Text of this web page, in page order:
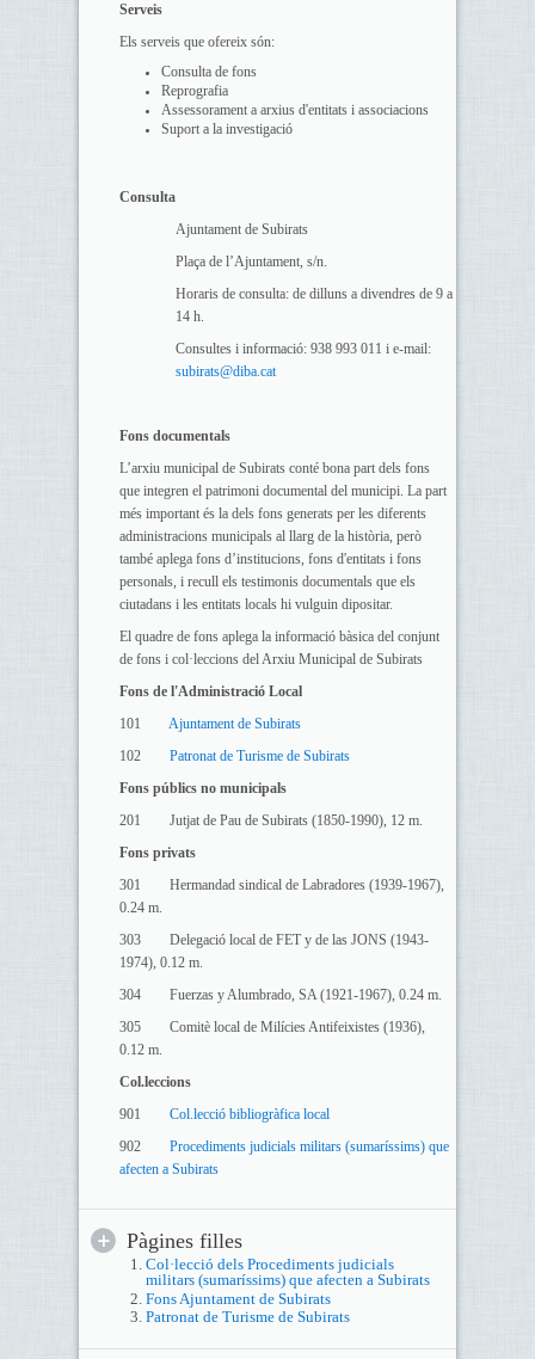
Serveis
Els serveis que ofereix són:
Consulta de fons
Reprografia
Assessorament a arxius d'entitats i associacions
Suport a la investigació
Consulta
Ajuntament de Subirats
Plaça de l’Ajuntament, s/n.
Horaris de consulta: de dilluns a divendres de 9 a
14 h.
Consultes i informació: 938 993 011 i e-mail:
subirats@diba.cat
Fons documentals
L’arxiu municipal de Subirats conté bona part dels fons
que integren el patrimoni documental del municipi. La part
més important és la dels fons generats per les diferents
administracions municipals al llarg de la història, però
també aplega fons d’institucions, fons d'entitats i fons
personals, i recull els testimonis documentals que els
ciutadans i les entitats locals hi vulguin dipositar.
El quadre de fons aplega la informació bàsica del conjunt
de fons i col·leccions del Arxiu Municipal de Subirats
Fons de l'Administració Local
101
Ajuntament de Subirats
102 Patronat de Turisme de Subirats
Fons públics no municipals
201 Jutjat de Pau de Subirats (1850-1990), 12 m.
Fons privats
301 Hermandad sindical de Labradores (1939-1967),
0.24 m.
303 Delegació local de FET y de las JONS (1943-
1974), 0.12 m.
304 Fuerzas y Alumbrado, SA (1921-1967), 0.24 m.
305 Comitè local de Milícies Antifeixistes (1936),
0.12 m.
Col.leccions
901 Col.lecció bibliogràfica local
902 Procediments judicials militars (sumaríssims) que
afecten a Subirats
Pàgines filles
Col·lecció dels Procediments judicials
militars (sumaríssims) que afecten a Subirats
Fons Ajuntament de Subirats
Patronat de Turisme de Subirats